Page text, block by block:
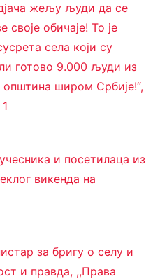
жељу људи да се
обичаје! То је
села који су
готово 9.000 људи из
широм Србије!“,
и посетилаца из
викенда на
за бригу о селу и
и правда, ,,Права